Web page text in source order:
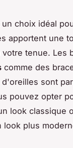
choix idéal
apportent une
tenue. Les
comme des
sont
pouvez opter
look classique
look plus